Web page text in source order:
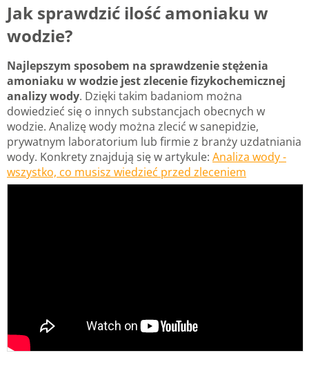
Jak sprawdzić ilość amoniaku w
wodzie?
Najlepszym sposobem na sprawdzenie stężenia
amoniaku w wodzie jest zlecenie fizykochemicznej
analizy wody. Dzięki takim badaniom można
dowiedzieć się o innych substancjach obecnych w
wodzie. Analizę wody można zlecić w sanepidzie,
prywatnym laboratorium lub firmie z branży uzdatniania
wody. Konkrety znajdują się w artykule: Analiza wody -
wszystko, co musisz wiedzieć przed zleceniem